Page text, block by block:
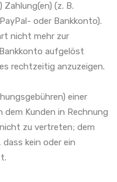
(z. B.
oder Bankkonto).
nicht mehr zur
aufgelöst
rechtzeitig anzuzeigen.
einer
Kunden in Rechnung
zu vertreten; dem
kein oder ein